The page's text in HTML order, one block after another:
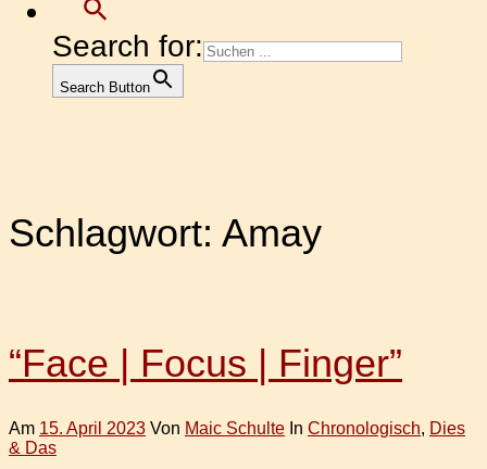
Search for:
Search Button
Schlagwort: Amay
“Face | Focus | Finger”
Am 15. April 2023 Von Maic Schulte In Chronologisch, Dies
& Das